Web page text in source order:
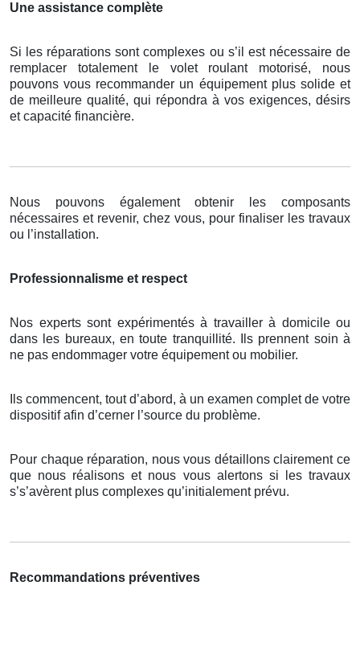
Une assistance complète
Si les réparations sont complexes ou s’il est nécessaire de
remplacer totalement le volet roulant motorisé, nous
pouvons vous recommander un équipement plus solide et
de meilleure qualité, qui répondra à vos exigences, désirs
et capacité financière.
Nous pouvons également obtenir les composants
nécessaires et revenir, chez vous, pour finaliser les travaux
ou l’installation.
Professionnalisme et respect
Nos experts sont expérimentés à travailler à domicile ou
dans les bureaux, en toute tranquillité. Ils prennent soin à
ne pas endommager votre équipement ou mobilier.
Ils commencent, tout d’abord, à un examen complet de votre
dispositif afin d’cerner l’source du problème.
Pour chaque réparation, nous vous détaillons clairement ce
que nous réalisons et nous vous alertons si les travaux
s’s’avèrent plus complexes qu’initialement prévu.
Recommandations préventives